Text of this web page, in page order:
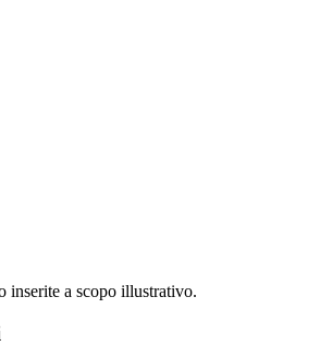
inserite a scopo illustrativo.